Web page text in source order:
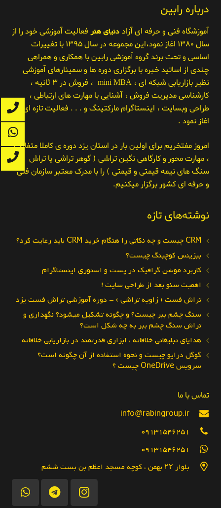
درباره رابین
آموزشگاه فنی و حرفه ای آزاد دنیای هنر فعالیت آموزشی خود را از
سال ۱۳۸۰ اغاز نمود،این مجموعه در سال ۱۳۹۵ با تغییرات
اساسی و تحت برند گروه آموزشی رابین با همکاری و همراهی
چندی از اساتید خبره با برگزاری دوره ها و سمینارهای آموزشی
نظیر بازاریابی شبکه ای ، mini MBA ، فروش در ۳ ثانیه ،
کارشناسی مدیریت فروش ، آشنایی با مهارت های ارتباطی ،
طراحی وبسایت ، اینستاگرام مارکتینگ و . . . فعالیت تازه ای را
اغاز نمود .
امروز مفتخریم برای اولین بار در استان یزد دوره ی کاملا متفاوت
، مهارت محور و کارگاهی نگین تراشی ( گوهر تراشی یا تراش
سنگ های نیمه قیمتی و قیمتی ) را با مدرک معتبر سازمان فنی
و حرفه ای کشور برگزار میکنیم.
نوشته‌های تازه
CRM چیست و چه نکاتی را هنگام خرید CRM باید رعایت کرد؟
بیزینس کوچینگ چیست؟
کاربرد موشن گرافیک در پست و استوری اینستاگرام
اهمیت سئو بعد از طراحی سایت !
تراش فست ( زاویه تراشی ) – دوره آموزشی تراش فست یزد
سنگ چشم ببر چیست؟ و چگونه تشکیل میشود؟ نگهداری و
تراش سنگ چشم ببر به چه شکل است؟
هدایای تبلیغاتی خلاقانه ، ابزاری قدرتمند در بازاریابی خلاقانه
گوگل درایو چیست و نحوه استفاده از آن چگونه است؟
سرویس OneDrive چیست ؟
تماس با ما
info@rabingroup.ir
09131546251
09131546251
بلوار ۲۲ بهمن ، کوچه مسجد اعظم بن بست ششم